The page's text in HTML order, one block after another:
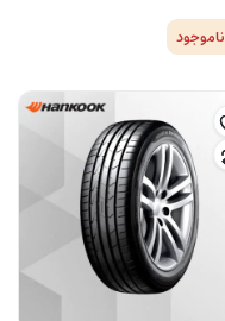
ناموجود